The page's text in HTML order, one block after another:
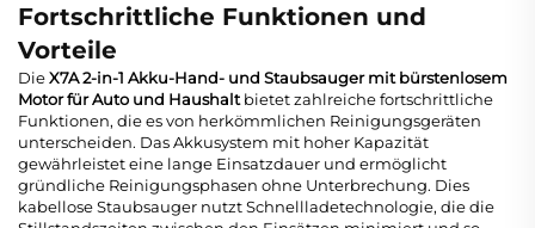
Fortschrittliche Funktionen und
Vorteile
DieX7A 2-in-1 Akku-Hand- und Staubsauger mit bürstenlosem
Motor für Auto und Haushalt bietet zahlreiche fortschrittliche
Funktionen, die es von herkömmlichen Reinigungsgeräten
unterscheiden. Das Akkusystem mit hoher Kapazität
gewährleistet eine lange Einsatzdauer und ermöglicht
gründliche Reinigungsphasen ohne Unterbrechung. Dies
kabellose Staubsauger nutzt Schnellladetechnologie, die die